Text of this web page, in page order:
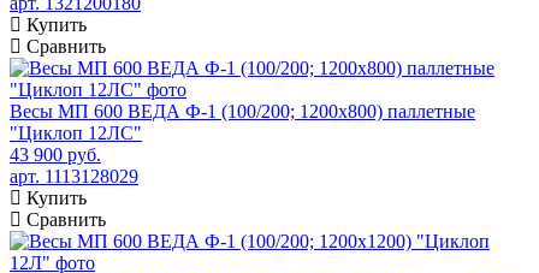
Купить
Сравнить
Весы МП 600 ВЕДА Ф-1 (100/200; 1200х800) паллетные
"Циклоп 12ЛС"
43 900 руб.
арт. 1113128029
Купить
Сравнить